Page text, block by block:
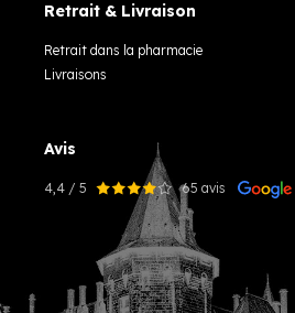
Retrait & Livraison
Retrait dans la pharmacie
Livraisons
Avis
4,4 / 5 65 avis